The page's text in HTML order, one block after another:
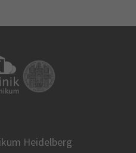
Heidelberg